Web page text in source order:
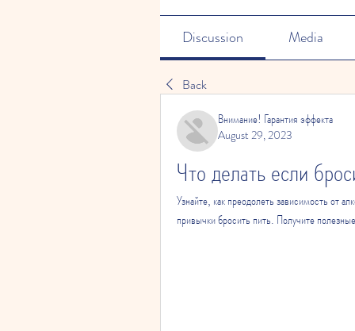
Discussion Media
Back
Внимание! Гарантия эффекта
August 29, 2023
Что делать если
Узнайте, как преодолеть зависимость от
привычки бросить пить. Получите